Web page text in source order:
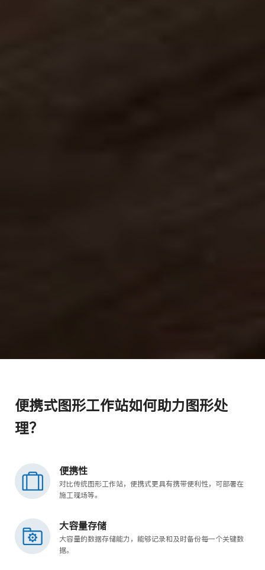
便携式图形工作站如何助力图形处
理？
便携性
对比传统图形工作站，便携式更具有携带便利性，可部署在
施工现场等。
大容量存储
大容量的数据存储能力，能够记录和及时备份每一个关键数
据。